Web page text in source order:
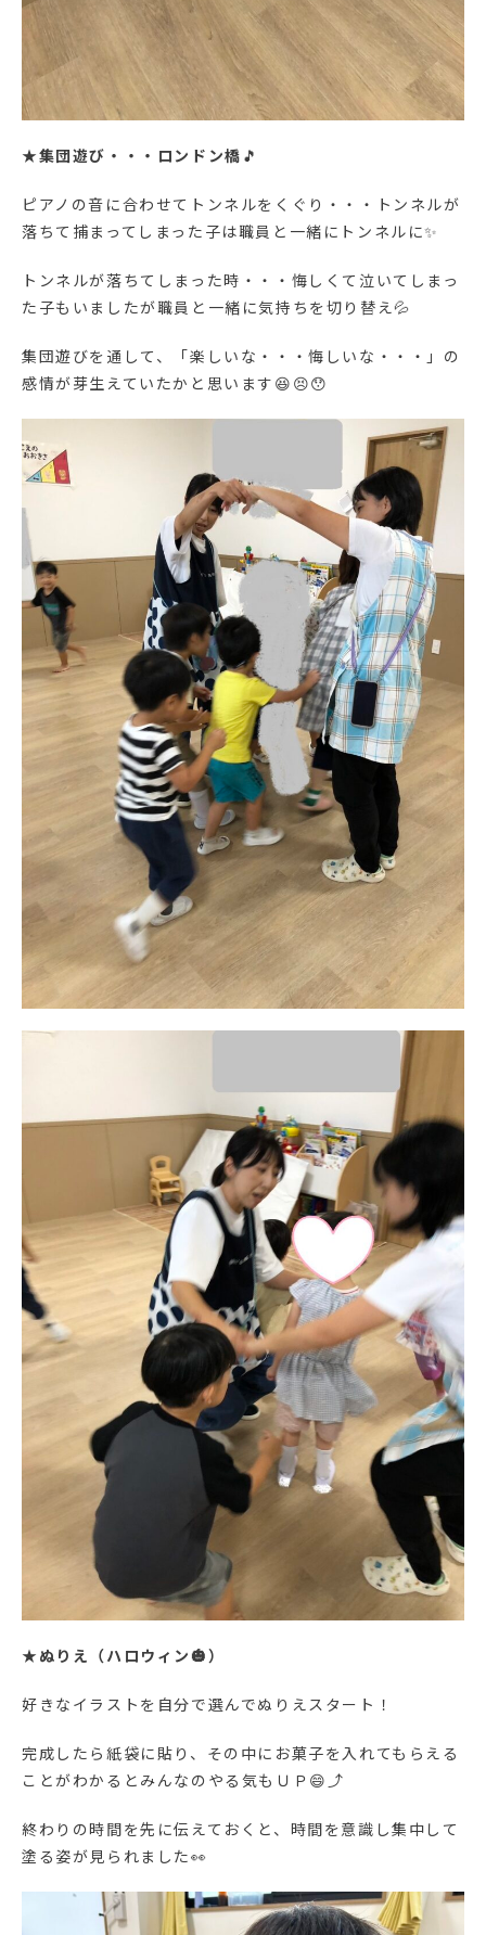
★集団遊び・・・ロンドン橋 🎵
ピアノの音に合わせてトンネルをくぐり・・・トンネルが
落ちて捕まってしまった子は職員と一緒にトンネルに✨
トンネルが落ちてしまった時・・・悔しくて泣いてしまっ
た子もいましたが職員と一緒に気持ちを切り替え💦
集団遊びを通して、「楽しいな・・・悔しいな・・・」の
感情が芽生えていたかと思います😆😣😯
★ ぬりえ（ハロウィン🎃）
好きなイラストを自分で選んでぬりえスタート！
完成したら紙袋に貼り、その中にお菓子を入れてもらえる
ことがわかるとみんなのやる気もＵＰ😄⤴
終わりの時間を先に伝えておくと、時間を意識し集中して
塗る姿が見られました👀